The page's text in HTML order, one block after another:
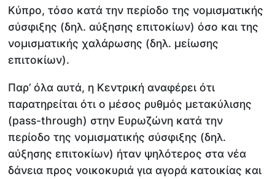
Κύπρο, τόσο κατά την περίοδο της νομισματικής
σύσφιξης (δηλ. αύξησης επιτοκίων) όσο και της
νομισματικής χαλάρωσης (δηλ. μείωσης
επιτοκίων).
Παρ’ όλα αυτά, η Κεντρική αναφέρει ότι
παρατηρείται ότι ο μέσος ρυθμός μετακύλισης
(pass-through) στην Ευρωζώνη κατά την
περίοδο της νομισματικής σύσφιξης (δηλ.
αύξησης επιτοκίων) ήταν ψηλότερος στα νέα
δάνεια προς νοικοκυριά για αγορά κατοικίας και